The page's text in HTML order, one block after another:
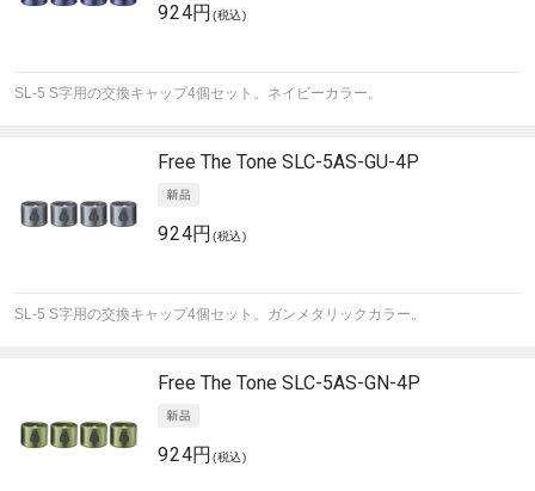
924円(税込)
SL-5 S字用の交換キャップ4個セット。ネイビーカラー。
Free The Tone SLC-5AS-GU-4P
924円(税込)
SL-5 S字用の交換キャップ4個セット。ガンメタリックカラー。
Free The Tone SLC-5AS-GN-4P
924円(税込)